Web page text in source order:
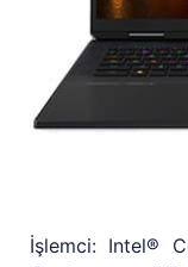
İşlemci: Intel®